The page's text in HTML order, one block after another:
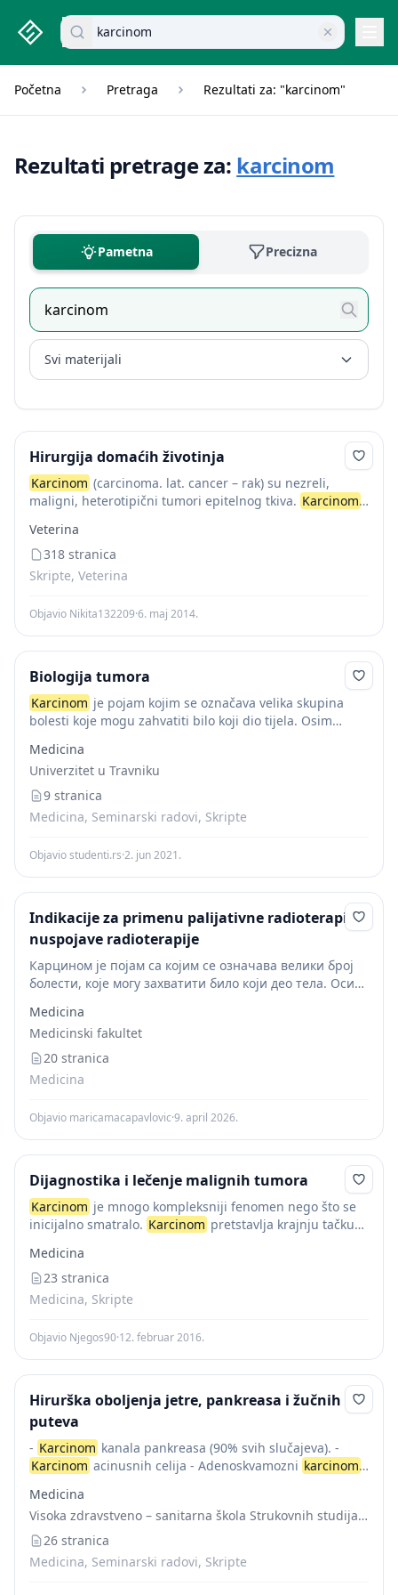
studenti.rs home page
Pretraži dokumente
Početna Pretraga Rezultati za: "karcinom"
Rezultati pretrage za: karcinom
Pametna Precizna
Svi materijali
Hirurgija domaćih životinja
Karcinom (carcinoma. lat. cancer – rak) su nezreli,
maligni, heterotipični tumori epitelnog tkiva. Karcinomi
prilikama nema epitela. U tom slučaju...
Veterina
318 stranica
Skripte, Veterina
Objavio Nikita132209·6. maj 2014.
Biologija tumora
Karcinom je pojam kojim se označava velika skupina
bolesti koje mogu zahvatiti bilo koji dio tijela. Osim
tumor ili neoplazma. Rak je...
Medicina
Univerzitet u Travniku
9 stranica
Medicina, Seminarski radovi, Skripte
Objavio studenti.rs·2. jun 2021.
Indikacije za primenu palijativne radioterapije i
nuspojave radioterapije
Карцином је појам са којим се означава велики број
болести, које могу захватити било који део тела. Осим
тумор или неоплазма. Рак...
Medicina
Medicinski fakultet
20 stranica
Medicina
Objavio maricamacapavlovic·9. april 2026.
Dijagnostika i lečenje malignih tumora
Karcinom je mnogo kompleksniji fenomen nego što se
inicijalno smatralo. Karcinom pretstavlja krajnju tačku
i stimulativne i inhibitorne signale koji nastaju ili su
kontrolisani...
Medicina
23 stranica
Medicina, Skripte
Objavio Njegos90·12. februar 2016.
Hirurška oboljenja jetre, pankreasa i žučnih
puteva
- Karcinom kanala pankreasa (90% svih slučajeva). -
Karcinom acinusnih celija - Adenoskvamozni karcinom.
Karcinom
povezana sa cističnom...
Medicina
Visoka zdravstveno – sanitarna škola Strukovnih studija “VISAN”
26 stranica
Medicina, Seminarski radovi, Skripte